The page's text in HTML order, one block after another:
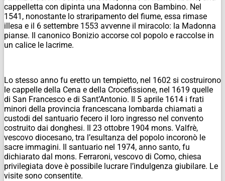
cappelletta con dipinta una Madonna con Bambino. Nel
1541, nonostante lo straripamento del fiume, essa rimase
illesa e il 6 settembre 1553 avvenne il miracolo: la Madonna
pianse. Il canonico Bonizio accorse col popolo e raccolse in
un calice le lacrime.
Lo stesso anno fu eretto un tempietto, nel 1602 si costruirono
le cappelle della Cena e della Crocefissione, nel 1619 quelle
di San Francesco e di Sant’Antonio. Il 5 aprile 1614 i frati
minori della provincia francescana lombarda chiamati a
custodi del santuario fecero il loro ingresso nel convento
costruito dai donghesi. Il 23 ottobre 1904 mons. Valfrè,
vescovo diocesano, tra l’esultanza del popolo incoronò le
sacre immagini. Il santuario nel 1974, anno santo, fu
dichiarato dal mons. Ferraroni, vescovo di Como, chiesa
privilegiata dove è possibile lucrare l’indulgenza giubilare. Le
visite sono consentite.